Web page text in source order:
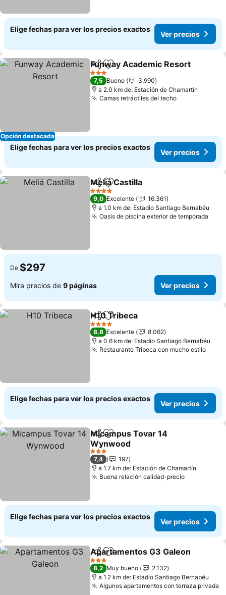
Elige fechas para ver los precios exactos
Ver precios
Opción destacada
CompartirAgregar a favoritos
Funway Academic Resort
3 Estrellas
7,5 Bueno
3.990
a 2.0 km de: Estación de Chamartín
Camas retráctiles del techoVer precios
Elige fechas para ver los precios exactos
Ver precios
CompartirAgregar a favoritos
Meliá Castilla
4 Estrellas
9,0 Excelente
16.361
a 1.0 km de: Estadio Santiago Bernabéu
Oasis de piscina exterior de temporada
De $297
Mira precios de 9 páginas Ver precios
CompartirAgregar a favoritos
H10 Tribeca
4 Estrellas
8,8 Excelente
8.062
a 0.6 km de: Estadio Santiago Bernabéu
Restaurante Tribeca con mucho estiloVer
Elige fechas para ver los precios exactos
Ver precios
CompartirAgregar a favoritos
Micampus Tovar 14
Wynwood
Ver precios
3 Estrellas
7,4
197
a 1.7 km de: Estación de Chamartín
Buena relación calidad-precioVer
Elige fechas para ver los precios exactos
Ver precios
CompartirAgregar a favoritos
Apartamentos G3 Galeon
3 Estrellas
8,2 Muy bueno
2.132
a 1.2 km de: Estadio Santiago Bernabéu
Algunos apartamentos con terraza privada